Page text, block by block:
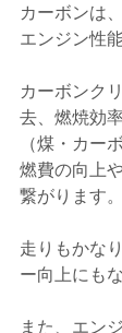
カーボンは
エンジン性
カーボンク
去、燃焼効
（煤・カー
燃費の向上
繋がります。
走りもかな
ー向上にも
また、エン